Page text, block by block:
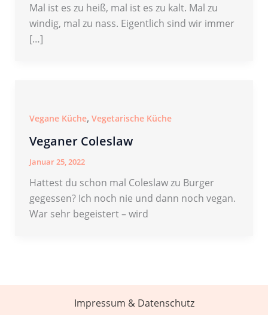
Mal ist es zu heiß, mal ist es zu kalt. Mal zu
windig, mal zu nass. Eigentlich sind wir immer
[…]
Vegane Küche, Vegetarische Küche
Veganer Coleslaw
Januar 25, 2022
Hattest du schon mal Coleslaw zu Burger
gegessen? Ich noch nie und dann noch vegan.
War sehr begeistert – wird
Impressum & Datenschutz